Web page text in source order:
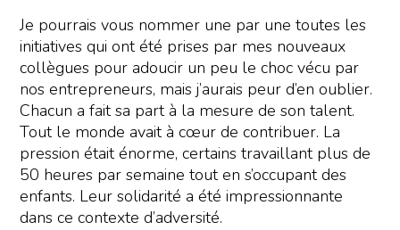
Je pourrais vous nommer une par une toutes les
initiatives qui ont été prises par mes nouveaux
collègues pour adoucir un peu le choc vécu par
nos entrepreneurs, mais j’aurais peur d’en oublier.
Chacun a fait sa part à la mesure de son talent.
Tout le monde avait à cœur de contribuer. La
pression était énorme, certains travaillant plus de
50 heures par semaine tout en s’occupant des
enfants. Leur solidarité a été impressionnante
dans ce contexte d’adversité.